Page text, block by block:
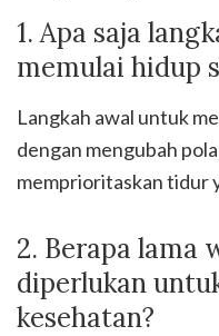
1. Apa saja
memulai hidup
Langkah awal untuk
dengan mengubah
memprioritaskan tidur
2. Berapa lama
diperlukan
kesehatan?